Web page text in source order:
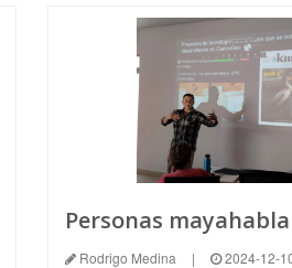
Rodrigo Medina | 2024-12-